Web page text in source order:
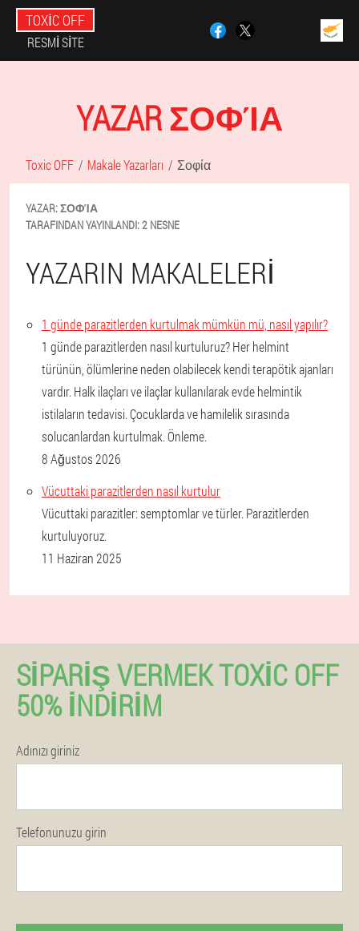
TOXIC OFF
RESMI SITE
YAZAR ΣΟΦΊΑ
Toxic OFF Makale Yazarları Σοφία
YAZAR:ΣΟΦΊΑ
TARAFINDAN YAYINLANDI:2 NESNE
YAZARIN MAKALELERI
1 günde parazitlerden kurtulmak mümkün mü, nasıl yapılır?
1 günde parazitlerden nasıl kurtuluruz? Her helmint
türünün, ölümlerine neden olabilecek kendi terapötik ajanları
vardır. Halk ilaçları ve ilaçlar kullanılarak evde helmintik
istilaların tedavisi. Çocuklarda ve hamilelik sırasında
solucanlardan kurtulmak. Önleme.
8 Ağustos 2026
Vücuttaki parazitlerden nasıl kurtulur
Vücuttaki parazitler: semptomlar ve türler. Parazitlerden
kurtuluyoruz.
11 Haziran 2025
SIPARIŞ VERMEK TOXIC OFF
50% İNDIRIM
Adınızı giriniz
Telefonunuzu girin